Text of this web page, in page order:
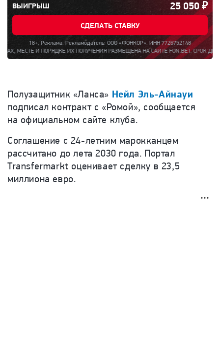
ВЫИГРЫШ 25 050₽
СДЕЛАТЬ СТАВКУ
18+. Реклама. Рекламодатель: ООО «ФОНКОР». ИНН 7726752148
ИХ ПОЛУЧЕНИЯ РАЗМЕЩЕНА НА САЙТЕ FON.BET. СРОК
Полузащитник «Ланса» Нейл Эль-Айнауи
подписал контракт с «Ромой», сообщается
на официальном сайте клуба.
Соглашение с 24-летним марокканцем
рассчитано до лета 2030 года. Портал
Transfermarkt оценивает сделку в 23,5
миллиона евро.